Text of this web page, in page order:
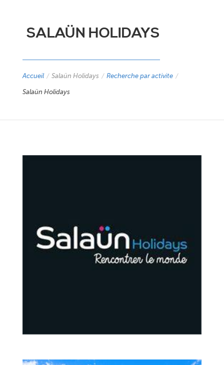
SALAÜN HOLIDAYS
Accueil / Salaün Holidays / Recherche par activite /
Salaün Holidays